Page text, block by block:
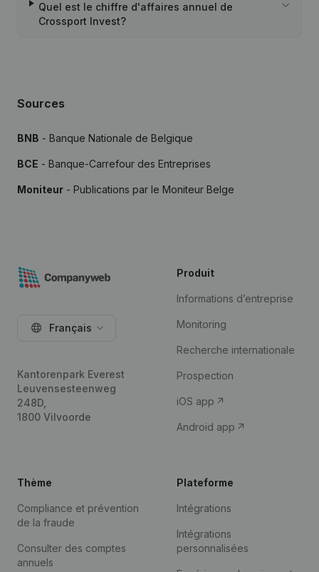
Quel est le chiffre d'affaires annuel de
Crossport Invest?
Sources
BNB - Banque Nationale de Belgique
BCE - Banque-Carrefour des Entreprises
Moniteur - Publications par le Moniteur Belge
Français
Kantorenpark Everest
Leuvensesteenweg
248D,
1800 Vilvoorde
Produit
Informations d’entreprise
Monitoring
Recherche internationale
Prospection
iOS app
Android app
Thème
Compliance et prévention
de la fraude
Consulter des comptes
annuels
Plateforme
Intégrations
Intégrations
personnalisées